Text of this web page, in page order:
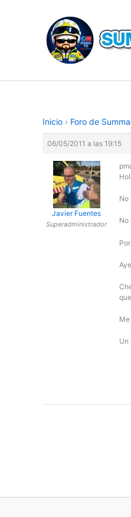
contenido
Inicio › Foro de
06/05/2011 a las 19:15
Javier Fuentes
Superadministrador
No
No
Un